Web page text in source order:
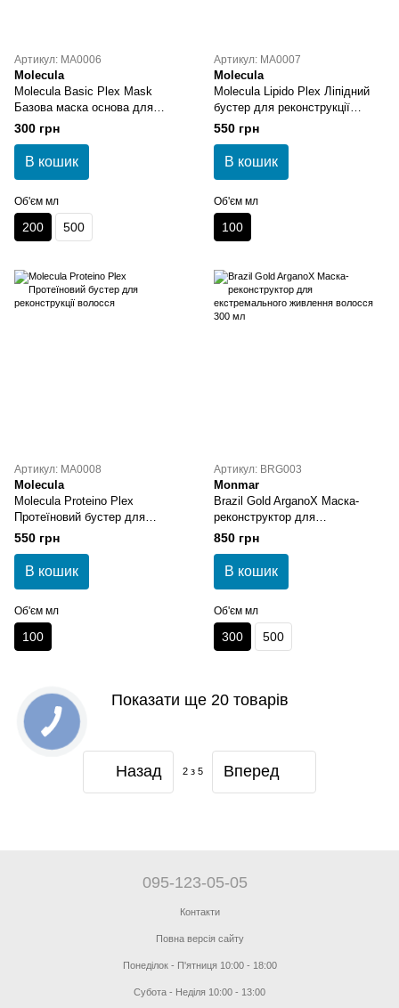
Артикул: MA0006
Molecula
Molecula Basic Plex Mask
Базова маска основа для
реконструкції волосся 200 мл
300 грн
В кошик
Об'єм мл
200 500
Артикул: MA0007
Molecula
Molecula Lipido Plex Ліпідний
бустер для реконструкції
волосся
550 грн
В кошик
Об'єм мл
100
Артикул: MA0008
Molecula
Molecula Proteino Plex
Протеїновий бустер для
реконструкції волосся
550 грн
В кошик
Об'єм мл
100
Артикул: BRG003
Monmar
Brazil Gold ArganoX Маска-
реконструктор для
екстремального живлення
волосся 300 мл
850 грн
В кошик
Об'єм мл
300 500
Показати ще 20 товарів
Назад 2 з 5 Вперед
095-123-05-05
Контакти
Повна версія сайту
Понеділок - П'ятниця 10:00 - 18:00
Субота - Неділя 10:00 - 13:00